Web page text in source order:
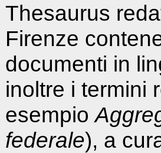
Thesaurus
Firenze
documenti in
inoltre i termini
esempio
federale), a